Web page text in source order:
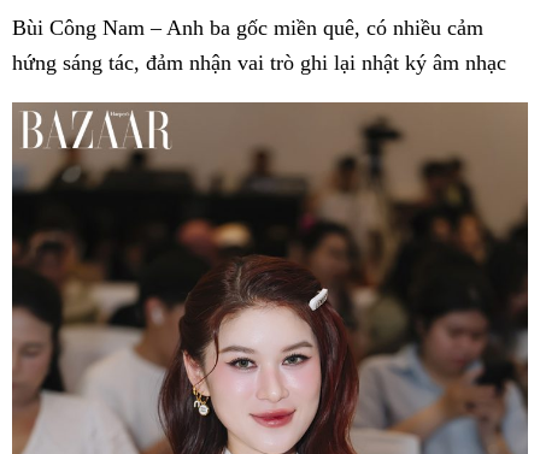
Bùi Công Nam – Anh ba gốc miền quê, có nhiều cảm
hứng sáng tác, đảm nhận vai trò ghi lại nhật ký âm nhạc